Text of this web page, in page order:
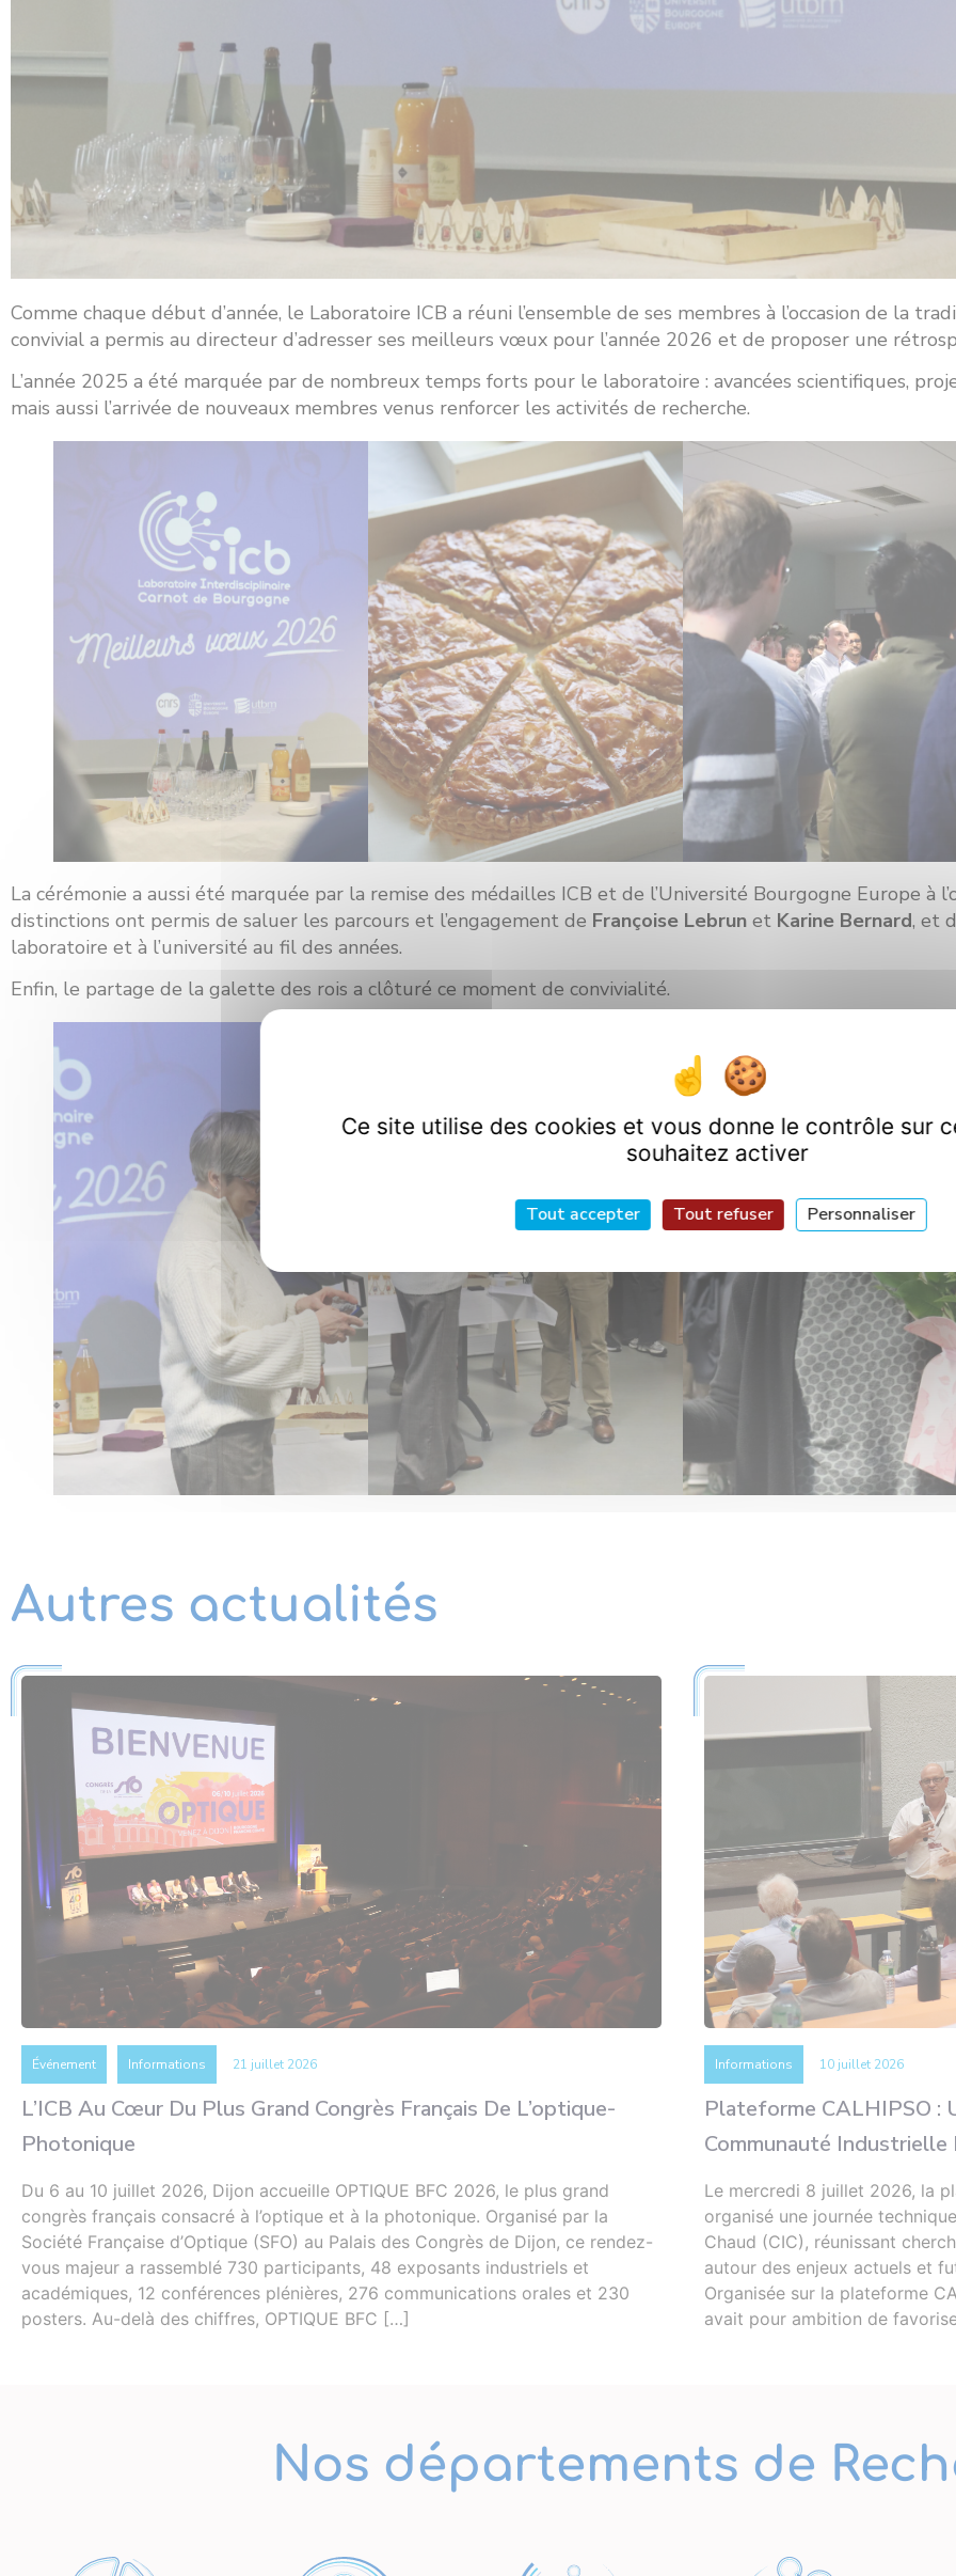
Comme chaque début d’année, le Laboratoire ICB a réuni l’ensemble de ses membres à l’occasion de la
convivial a permis au directeur d’adresser ses meilleurs vœux pour l’année 2026 et de proposer une
L’année 2025 a été marquée par de nombreux temps forts pour le laboratoire : avancées scientifiques,
mais aussi l’arrivée de nouveaux membres venus renforcer les activités de recherche.
La cérémonie a aussi été marquée par la remise des médailles ICB et de l’Université Bourgogne Europe à
distinctions ont permis de saluer les parcours et l’engagement de Françoise Lebrun et Karine Bernard, et
laboratoire et à l’université au fil des années.
Enfin, le partage de la galette des rois a clôturé ce moment de convivialité.
Autres actualités
Événement Informations 21 juillet 2026
L’ICB Au Cœur Du Plus Grand Congrès Français De L’optique-
Photonique
Du 6 au 10 juillet 2026, Dijon accueille OPTIQUE BFC 2026, le plus grand
congrès français consacré à l’optique et à la photonique. Organisé par la
Société Française d’Optique (SFO) au Palais des Congrès de Dijon, ce rendez-
vous majeur a rassemblé 730 participants, 48 exposants industriels et
académiques, 12 conférences plénières, 276 communications orales et 230
posters. Au-delà des chiffres, OPTIQUE BFC […]
Informations 10 juillet 2026
Plateforme CALHIPSO :
Communauté Industrielle
Le mercredi 8 juillet 2026, la
organisé une journée
Chaud (CIC), réunissant
autour des enjeux actuels et
Organisée sur la plateforme
avait pour ambition de
Nos départements de
Ce site utilise des cookies et vous donne le contrôle sur
souhaitez activer
Tout accepter Tout refuser Personnaliser